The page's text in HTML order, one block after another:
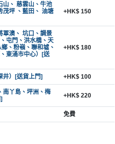
山、 慈雲山、牛池
茂坪 、藍田、 油塘
+HK$ 150
軍澳、 坑口、調景
屯門、洪水橋、天
、粉嶺、聯和墟、
東涌市中心）[送
+HK$ 180
井）[送貨上門] +HK$ 100
南丫島、坪洲、梅
+HK$ 220
免費